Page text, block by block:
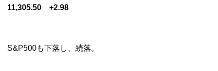
11,305.50 +2.98
S&P500も下落し、続落。